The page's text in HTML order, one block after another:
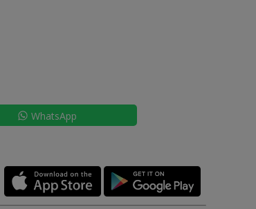
WhatsApp